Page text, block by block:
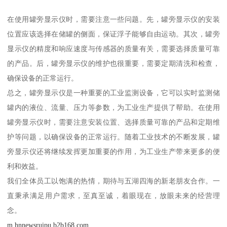
在使用罐旁显示仪时，需要注意一些问题。先，罐旁显示仪的安装
位置应该选择在储罐的侧面，保证浮子能够自由运动。其次，罐旁
显示仪的精度和响应速度与传感器的质量有关，需要选择质量可靠
的产品。后，罐旁显示仪的维护也很重要，需要定期清洗和检查，
确保设备的正常运行。
总之，罐旁显示仪是一种重要的工业监测设备，它可以实时监测储
罐内的液位、流量、压力等参数，为工业生产提供了帮助。在使用
罐旁显示仪时，需要注意安装位置、选择质量可靠的产品和定期维
护等问题，以确保设备的正常运行。随着工业技术的不断发展，罐
旁显示仪还将继续发挥更加重要的作用，为工业生产带来更多的便
利和效益。
我们全体员工以饱满的热情，期待与五湖四海的新老朋友合作。一
直秉承满足用户需求，至真至诚，着眼现在，放眼未来的经营理
念。
m.hnnewsruipu.b2b168.com